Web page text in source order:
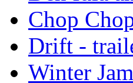
Chop
Drift -
Winter